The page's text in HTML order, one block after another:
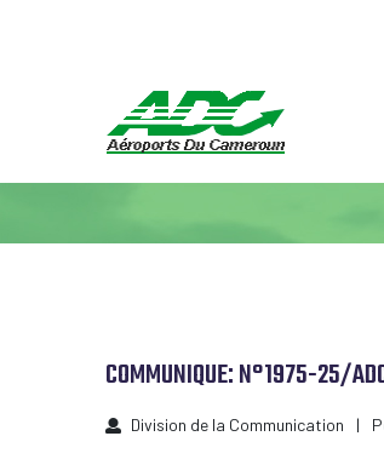
COMMUNIQUE: N°1975-25/
Division de la Communication